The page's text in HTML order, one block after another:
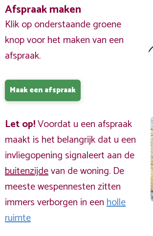
Afspraak maken
Klik op onderstaande groene
knop voor het maken van een
afspraak.
Maak een afspraak
Let op!Voordat u een afspraak
maakt is het belangrijk dat u een
invliegopening signaleert aan de
buitenzijdevan de woning. De
meeste wespennesten zitten
immers verborgen in eenholle
ruimte